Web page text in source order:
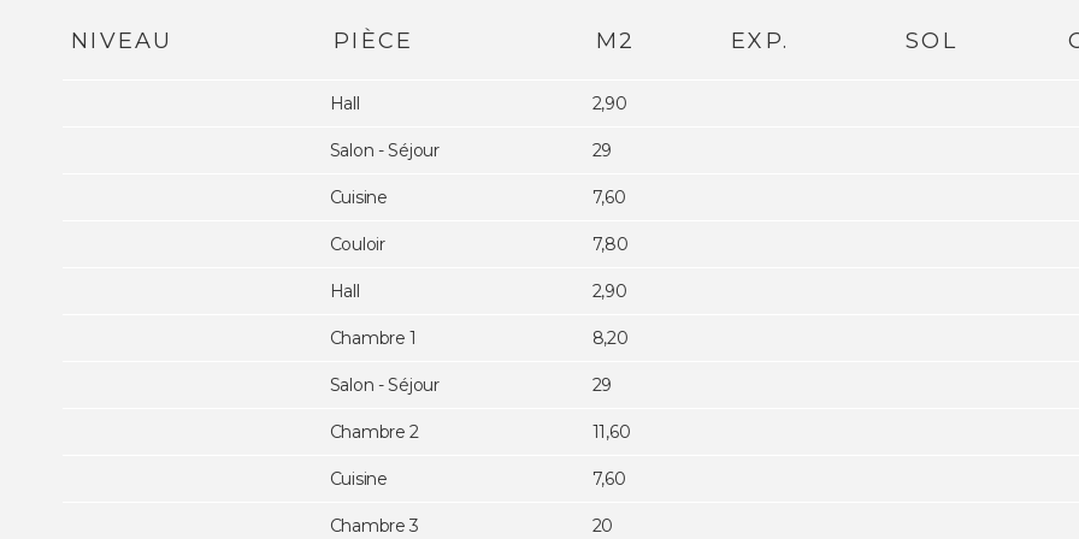
NIVEAU PIÈCE M2 EXP. SOL
Hall 2,90
Salon - Séjour 29
Cuisine 7,60
Couloir 7,80
Hall 2,90
Chambre 1 8,20
Salon - Séjour 29
Chambre 2 11,60
Cuisine 7,60
Chambre 3 20